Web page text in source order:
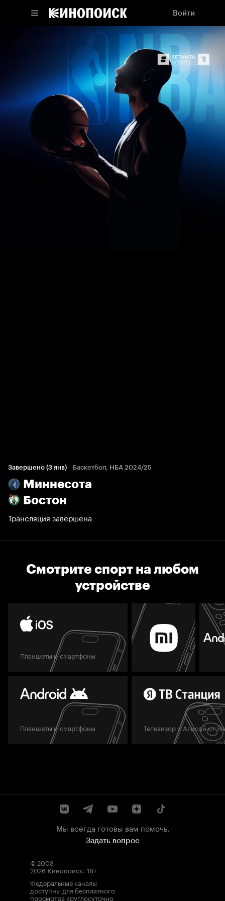
Войти
Завершено (3 янв) Баскетбол, НБА 2024/25
Миннесота
Бостон
Трансляция завершена
Смотрите спорт на любом
устройстве
Планшеты и смартфоны
Планшеты и смартфоны Телевизор с Алисой от
Мы всегда готовы вам помочь.
Задать вопрос
© 2003–
2026 Кинопоиск. 18+
Федеральные каналы
доступны для бесплатного
просмотра круглосуточно